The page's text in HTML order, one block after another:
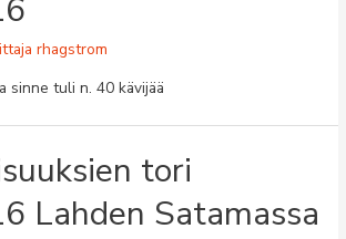
rhagstrom
sinne tuli n. 40 kävijää
tori
Lahden Satamassa